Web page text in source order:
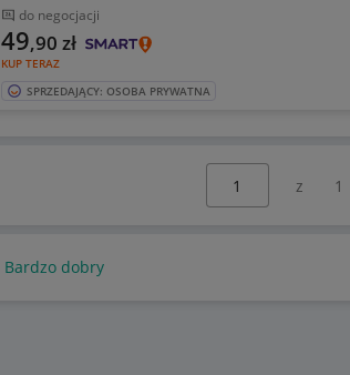
do negocjacji
KUP TERAZ
49,90 zł
SPRZEDAJĄCY: OSOBA PRYWATNA
z 1
Bardzo dobry